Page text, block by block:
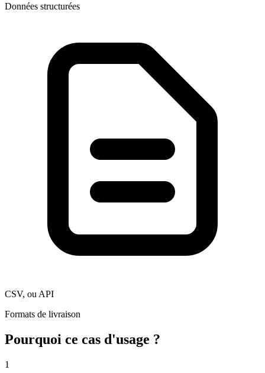
Données structurées
CSV, ou API
Formats de livraison
Pourquoi ce cas d'usage ?
1